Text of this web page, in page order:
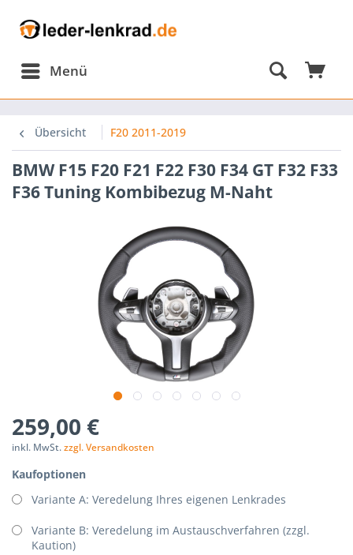
Menü
Übersicht F20 2011-2019
BMW F15 F20 F21 F22 F30 F34 GT F32 F33
F36 Tuning Kombibezug M-Naht
259,00 €
inkl. MwSt.zzgl. Versandkosten
Kaufoptionen
Variante A: Veredelung Ihres eigenen Lenkrades
Variante B: Veredelung im Austauschverfahren (zzgl.
Kaution)